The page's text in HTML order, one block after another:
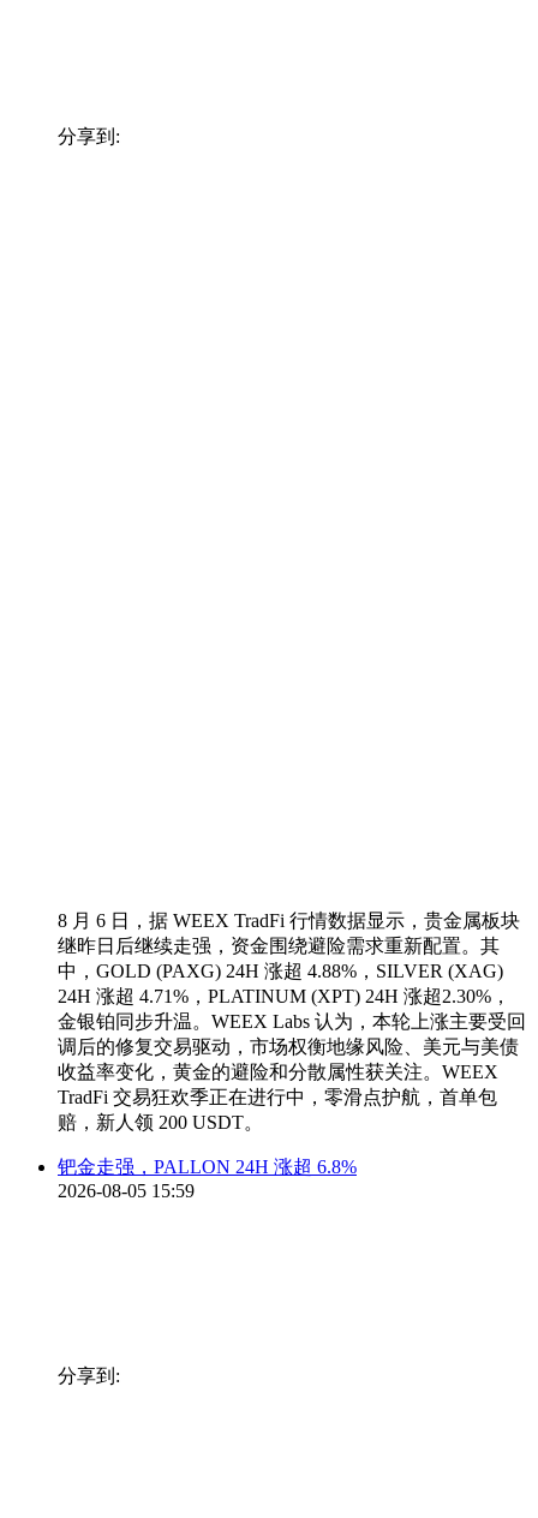
分享到:
8 月 6 日，据 WEEX TradFi 行情数据显示，贵金属板块
继昨日后继续走强，资金围绕避险需求重新配置。其
中，GOLD (PAXG) 24H 涨超 4.88%，SILVER (XAG)
24H 涨超 4.71%，PLATINUM (XPT) 24H 涨超2.30%，
金银铂同步升温。WEEX Labs 认为，本轮上涨主要受回
调后的修复交易驱动，市场权衡地缘风险、美元与美债
收益率变化，黄金的避险和分散属性获关注。WEEX
TradFi 交易狂欢季正在进行中，零滑点护航，首单包
赔，新人领 200 USDT。
钯金走强，PALLON 24H 涨超 6.8%
2026-08-05 15:59
分享到: